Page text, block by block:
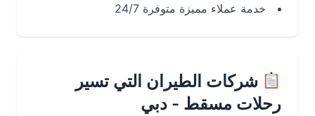
خدمة عملاء مميزة متوفرة 24/7
شركات الطيران التي تسير
رحلات مسقط - دبي